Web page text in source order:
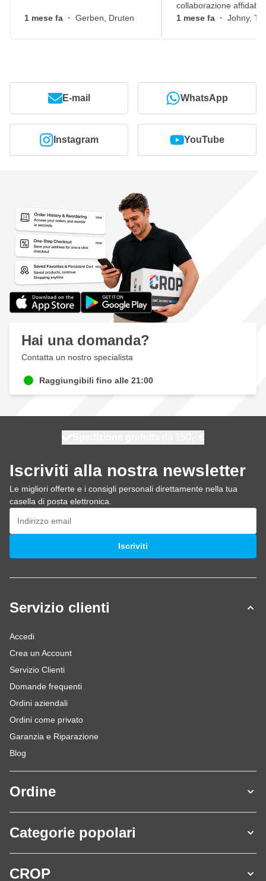
1 mese fa · Gerben, Druten
collaborazione
1 mese fa · Johny,
E-mail WhatsApp
Instagram YouTube
Hai una domanda?
Contatta un nostro specialista
Raggiungibili fino alle 21:00
Iscriviti alla nostra newsletter
Le migliori offerte e i consigli personali direttamente nella tua
casella di posta elettronica.
Indirizzo email
Iscriviti
Servizio clienti
Accedi
Crea un Account
Servizio Clienti
Domande frequenti
Ordini aziendali
Ordini come privato
Garanzia e Riparazione
Blog
Ordine
Categorie popolari
CROP